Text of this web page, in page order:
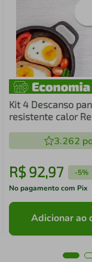
Kit 4 Descanso
resistente calor
3.262
R$92,97 -5%
No pagamento com Pix
Adicionar ao